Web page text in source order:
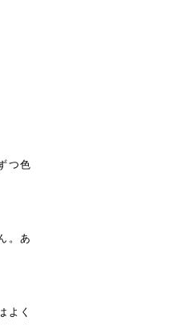
つ色
。あ
よく